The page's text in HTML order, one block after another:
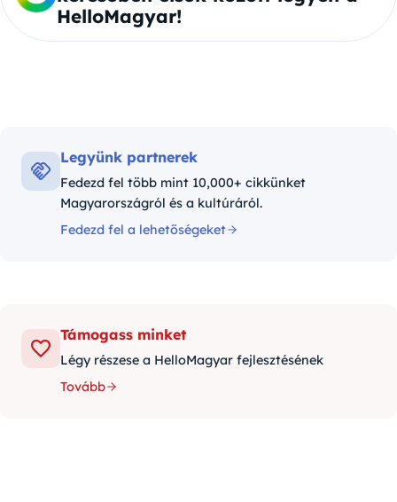
HelloMagyar!
Legyünk partnerek
Fedezd fel több mint 10,000+ cikkünket
Magyarországról és a kultúráról.
Fedezd fel a lehetőségeket
Támogass minket
Légy részese a HelloMagyar fejlesztésének
Tovább